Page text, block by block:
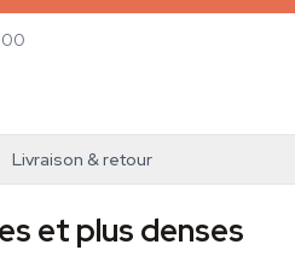
Livraison & retour
et plus denses